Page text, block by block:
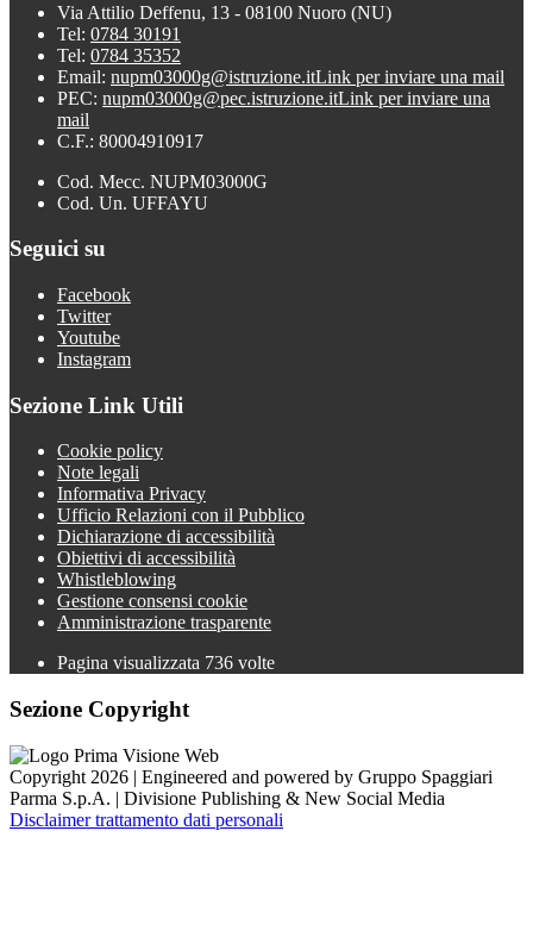
Via Attilio Deffenu, 13 - 08100 Nuoro (NU)
Tel: 0784 30191
Tel: 0784 35352
Email: nupm03000g@istruzione.itLink per inviare una mail
PEC: nupm03000g@pec.istruzione.itLink per inviare una
mail
C.F.: 80004910917
Cod. Mecc. NUPM03000G
Cod. Un. UFFAYU
Seguici su
Facebook
Twitter
Youtube
Instagram
Sezione Link Utili
Cookie policy
Note legali
Informativa Privacy
Ufficio Relazioni con il Pubblico
Dichiarazione di accessibilità
Obiettivi di accessibilità
Whistleblowing
Gestione consensi cookie
Amministrazione trasparente
Pagina visualizzata 736 volte
Sezione Copyright
Copyright 2026 | Engineered and powered by Gruppo Spaggiari
Parma S.p.A. | Divisione Publishing & New Social Media
Disclaimer trattamento dati personali